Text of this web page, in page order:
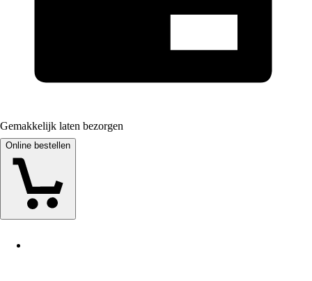
Gemakkelijk laten bezorgen
Online bestellen